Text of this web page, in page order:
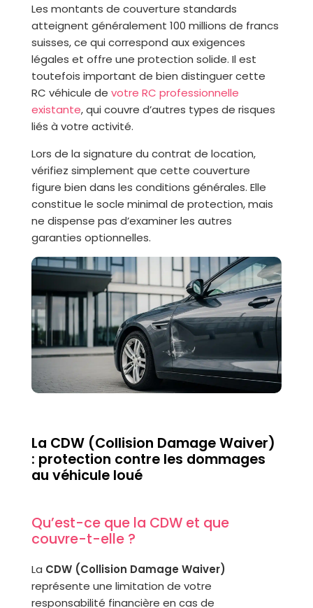
Les montants de couverture standards
atteignent généralement 100 millions de francs
suisses, ce qui correspond aux exigences
légales et offre une protection solide. Il est
toutefois important de bien distinguer cette
RC véhicule de votre RC professionnelle
existante, qui couvre d’autres types de risques
liés à votre activité.
Lors de la signature du contrat de location,
vérifiez simplement que cette couverture
figure bien dans les conditions générales. Elle
constitue le socle minimal de protection, mais
ne dispense pas d’examiner les autres
garanties optionnelles.
La CDW (Collision Damage Waiver)
: protection contre les dommages
au véhicule loué
Qu’est-ce que la CDW et que
couvre-t-elle ?
La CDW (Collision Damage Waiver)
représente une limitation de votre
responsabilité financière en cas de